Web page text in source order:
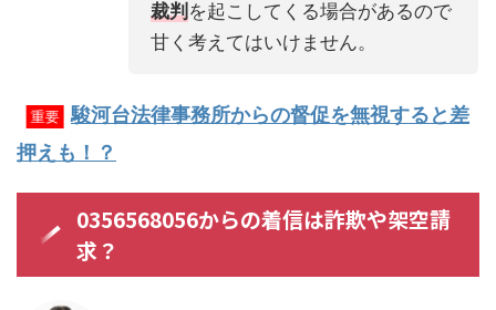
裁判 を起こしてくる場合があるので
甘く考えてはいけません。
重要
駿河台法律事務所からの督促を無視すると差
押えも！？
0356568056からの着信は詐欺や架空請
求？